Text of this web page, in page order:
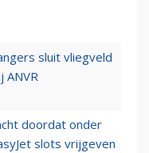
sluit vliegveld
ANVR
doordat onder
slots vrijgeven